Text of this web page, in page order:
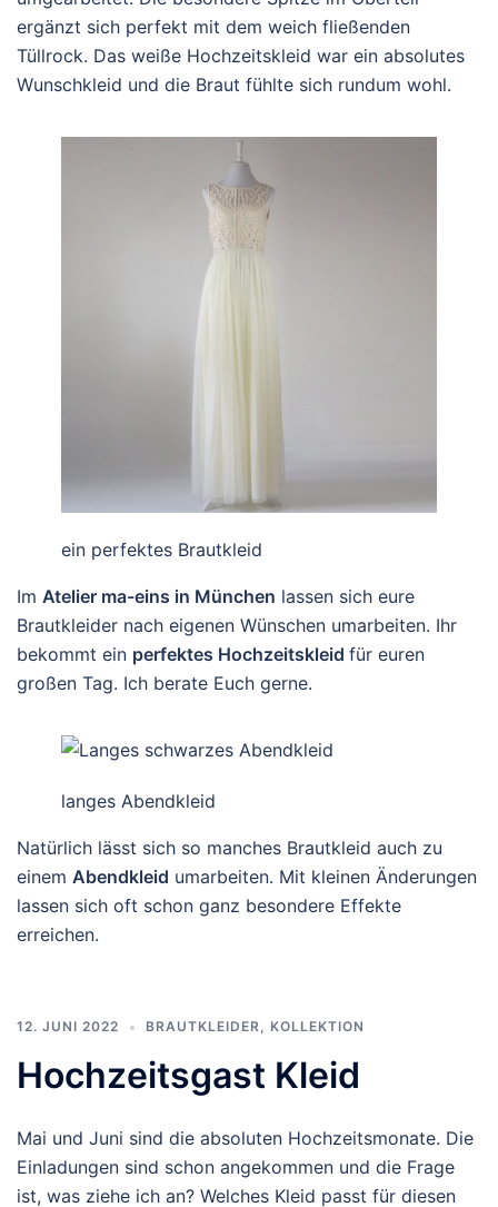
ergänzt sich perfekt mit dem weich fließenden
Tüllrock. Das weiße Hochzeitskleid war ein absolutes
Wunschkleid und die Braut fühlte sich rundum wohl.
ein perfektes Brautkleid
Im Atelier ma-eins in München lassen sich eure
Brautkleider nach eigenen Wünschen umarbeiten. Ihr
bekommt ein perfektes Hochzeitskleid für euren
großen Tag. Ich berate Euch gerne.
langes Abendkleid
Natürlich lässt sich so manches Brautkleid auch zu
einem Abendkleid umarbeiten. Mit kleinen Änderungen
lassen sich oft schon ganz besondere Effekte
erreichen.
12. JUNI 2022 BRAUTKLEIDER, KOLLEKTION
Hochzeitsgast Kleid
Mai und Juni sind die absoluten Hochzeitsmonate. Die
Einladungen sind schon angekommen und die Frage
ist, was ziehe ich an? Welches Kleid passt für diesen